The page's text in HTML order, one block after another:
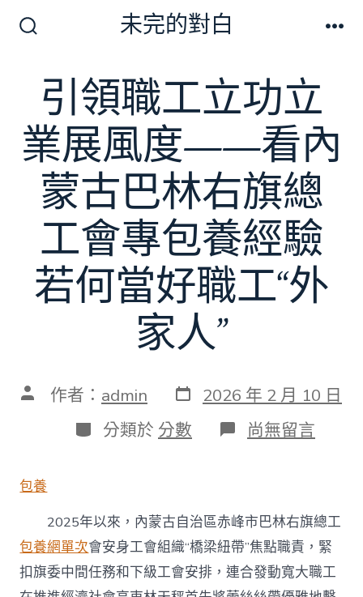
切
換
關
未完的對白
引領職工立功立
業展風度——看內
蒙古巴林右旗總
工會專包養經驗
若何當好職工“外
家人”
文 作者： admin 發
表
日
期
2026 年 2 月 10 日
分
類
分類於 分數 在
〈引
立
功
立
業
展
風
尚無留言
包養
2025年以來，內蒙古自治區赤峰市巴林右旗總工
包養網單次會安身工會組織“橋梁紐帶”焦點職責，緊
扣旗委中間任務和下級工會安排，連合發動寬大職工